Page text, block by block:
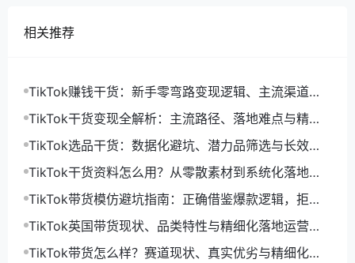
相关推荐
TikTok赚钱干货：新手零弯路变现逻辑、主流渠道与
精细化落地打法
TikTok干货变现全解析：主流路径、落地难点与精细
化增收打法
TikTok选品干货：数据化避坑、潜力品筛选与长效盈
利选品体系
TikTok干货资料怎么用？从零散素材到系统化落地运
营指南
TikTok带货模仿避坑指南：正确借鉴爆款逻辑，拒绝
低效搬运限流
TikTok英国带货现状、品类特性与精细化落地运营指
南
TikTok带货怎么样？赛道现状、真实优劣与精细化运